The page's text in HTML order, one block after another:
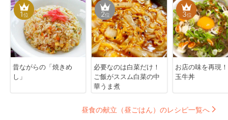
1位
昔ながらの「焼きめ
し」
2位
必要なのは白菜だけ！
ご飯がススム白菜の中
華うま煮
3位
お店の味を再現
玉牛丼
昼食の献立（昼ごはん）のレシピ一覧へ